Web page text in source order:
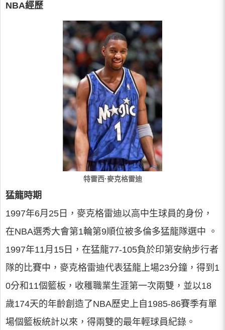
NBA經歷
特雷西·麥克格雷迪
猛龍時期
1997年6月25日，麥克格雷迪以高中生球員的身份，
在NBA選秀大會第1輪第9順位被多倫多猛龍隊選中 。
1997年11月15日，在猛龍77-105負於印第安納步行者
隊的比賽中，麥克格雷迪代表猛龍上場23分鐘，得到1
0分和11個籃板，收穫職業生涯第一次兩雙，並以18
歲174天的年齡創造了NBA歷史上自1985-86賽季有單
場個籃板統計以來，得兩雙的最年輕球員紀錄。